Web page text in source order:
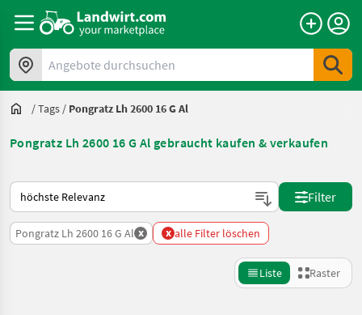
Angebote durchsuchen
/Tags / Pongratz Lh 2600 16 G Al
Pongratz Lh 2600 16 G Al gebraucht kaufen & verkaufen
So wird auf Landwirt.com sortiert
Filter
Pongratz Lh 2600 16 G Al x x alle Filter löschen
Liste Raster